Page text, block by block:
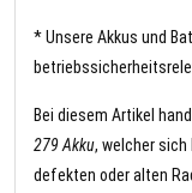
* Unsere Akkus und
Bei diesem Artikel
279 Akku, welcher sich
defekten oder alten